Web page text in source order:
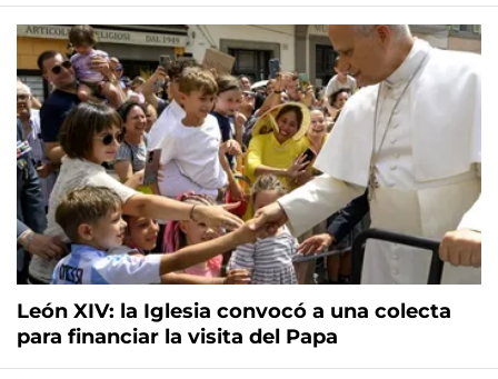
León XIV: la Iglesia convocó a una colecta
para financiar la visita del Papa